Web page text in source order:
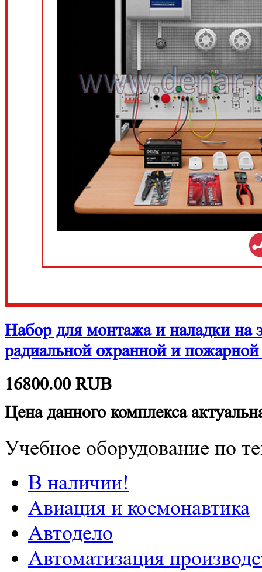
Набор для монтажа и наладки на
радиальной охранной и
16800.00RUB
Цена данного комплекса
Учебное оборудование по
В наличии!
Авиация и космонавтика
Автодело
Автоматизация